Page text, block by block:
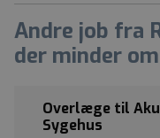
Andre job fra
der minder
Overlæge til
Sygehus